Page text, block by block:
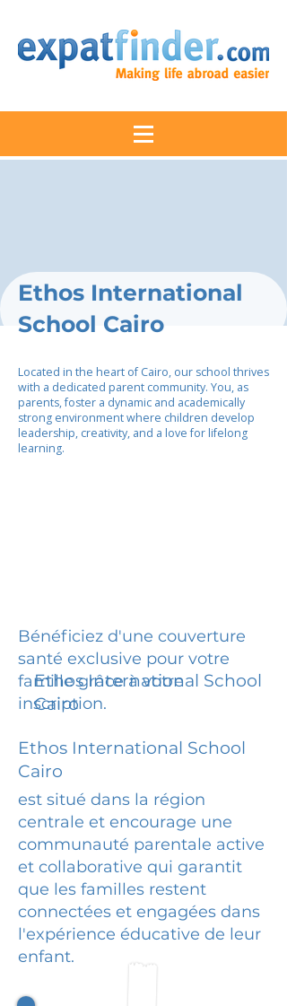
Ethos International
School Cairo
Located in the heart of Cairo, our school thrives
with a dedicated parent community. You, as
parents, foster a dynamic and academically
strong environment where children develop
leadership, creativity, and a love for lifelong
learning.
Bénéficiez d'une couverture
santé exclusive pour votre
famille grâce à votre
inscription.
Ethos International School
Cairo
Ethos International School
Cairo
est situé dans la région
centrale et encourage une
communauté parentale active
et collaborative qui garantit
que les familles restent
connectées et engagées dans
l'expérience éducative de leur
enfant.